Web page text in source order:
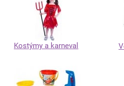
Kostýmy a karneval